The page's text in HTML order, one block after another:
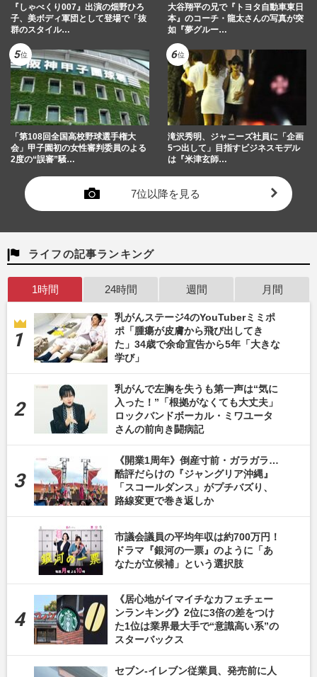
『しゃべくり007』出演の畑野ひろ
子、美ボディ軍団として登場で「抜
群のスタイル…
大谷翔平の兄で『トヨタ自動車東日
本』のコーチ・龍太さんの写真が突
如『夢グルー…
「第108回全国高校野球選手権大
会」甲子園初の女性審判委員のよる
2度の“誤審”騒…
滝沢秀明、ジャニーズ社員に「企画
5つ出して」目指すビジネスモデル
は『米津玄師…
7位以降を見る
ライフの記事ランキング
1時間 24時間 週間 月間
乳がんステージ4のYouTuberミミポ
ポ「腫瘍が皮膚から飛び出してき
た」34歳で余命宣告から5年「大きな
学び」
乳がんで左胸を失うも第一声は“気に
入った！”「根拠がなくても大丈夫」
ロックバンドボーカル・ミワユータ
さんの前向き闘病記
《開業1周年》倒産寸前・ガラガラ…
酷評だらけの『ジャングリア沖縄』
「スコールダンス」がプチバズり、
路線変更で巻き返しか
市議会議員の平均年収は約700万円！
ドラマ『銀河の一票』のように「あ
なたが立候補」という選択肢
《居心地がイマイチなカフェチェー
ンランキング》2位に3倍の差をつけ
た1位は業界最大手で“意識高い系”の
スターバックス
セブン-イレブン従業員、発売前に人